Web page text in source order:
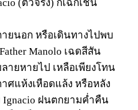
(ตัวจริง) ก็เฉกเช่น
ยนอก หรือเดินทางไปพบ
Manolo เฉดสีสัน
ายหายไป เหลือเพียงโทน
ศแห้งเหือดแล้ง หรือหลัง
Ignacio ฝนตกยามค่ำคืน